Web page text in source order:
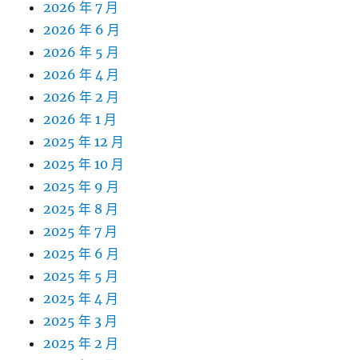
2026 年 7 月
2026 年 6 月
2026 年 5 月
2026 年 4 月
2026 年 2 月
2026 年 1 月
2025 年 12 月
2025 年 10 月
2025 年 9 月
2025 年 8 月
2025 年 7 月
2025 年 6 月
2025 年 5 月
2025 年 4 月
2025 年 3 月
2025 年 2 月